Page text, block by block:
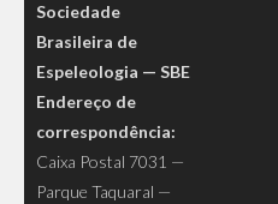
Sociedade
Brasileira de
Espeleologia — SBE
Endereço de
correspondência:
Caixa Postal 7031 —
Parque Taquaral —